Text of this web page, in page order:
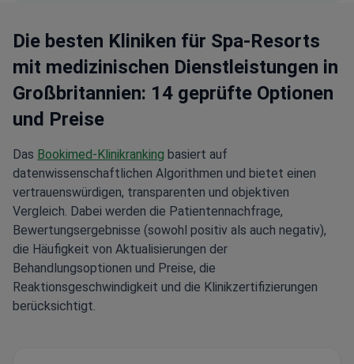
Die besten Kliniken für Spa-Resorts
mit medizinischen Dienstleistungen in
Großbritannien: 14 geprüfte Optionen
und Preise
Das Bookimed-Klinikranking basiert auf
datenwissenschaftlichen Algorithmen und bietet einen
vertrauenswürdigen, transparenten und objektiven
Vergleich. Dabei werden die Patientennachfrage,
Bewertungsergebnisse (sowohl positiv als auch negativ),
die Häufigkeit von Aktualisierungen der
Behandlungsoptionen und Preise, die
Reaktionsgeschwindigkeit und die Klinikzertifizierungen
berücksichtigt.